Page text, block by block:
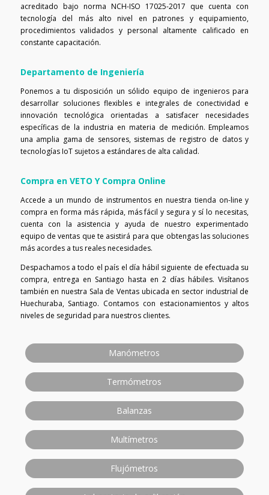
acreditado bajo norma NCH-ISO 17025-2017 que cuenta con
tecnología del más alto nivel en patrones y equipamiento,
procedimientos validados y personal altamente calificado en
constante capacitación.
Departamento de Ingeniería
Ponemos a tu disposición un sólido equipo de ingenieros para
desarrollar soluciones flexibles e integrales de conectividad e
innovación tecnológica orientadas a satisfacer necesidades
específicas de la industria en materia de medición. Empleamos
una amplia gama de sensores, sistemas de registro de datos y
tecnologías IoT sujetos a estándares de alta calidad.
Compra en VETO Y Compra Online
Accede a un mundo de instrumentos en nuestra tienda on-line y
compra en forma más rápida, más fácil y segura y sí lo necesitas,
cuenta con la asistencia y ayuda de nuestro experimentado
equipo de ventas que te asistirá para que obtengas las soluciones
más acordes a tus reales necesidades.
Despachamos a todo el país el día hábil siguiente de efectuada su
compra, entrega en Santiago hasta en 2 días hábiles. Visítanos
también en nuestra Sala de Ventas ubicada en sector industrial de
Huechuraba, Santiago. Contamos con estacionamientos y altos
niveles de seguridad para nuestros clientes.
Manómetros
Termómetros
Balanzas
Multímetros
Flujómetros